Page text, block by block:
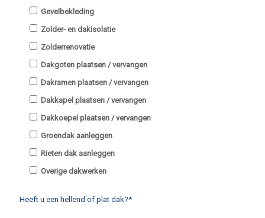
Gevelbekleding
Zolder- en dakisolatie
Zolderrenovatie
Dakgoten plaatsen / vervangen
Dakramen plaatsen / vervangen
Dakkapel plaatsen / vervangen
Dakkoepel plaatsen / vervangen
Groendak aanleggen
Rieten dak aanleggen
Overige dakwerken
Heeft u een hellend of plat dak?*